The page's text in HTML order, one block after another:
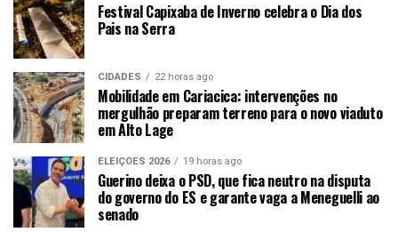
Festival Capixaba de Inverno celebra o Dia dos
Pais na Serra
CIDADES 22 horas ago
Mobilidade em Cariacica: intervenções no
mergulhão preparam terreno para o novo viaduto
em Alto Lage
ELEIÇÕES 2026 19 horas ago
Guerino deixa o PSD, que fica neutro na disputa
do governo do ES e garante vaga a Meneguelli ao
senado